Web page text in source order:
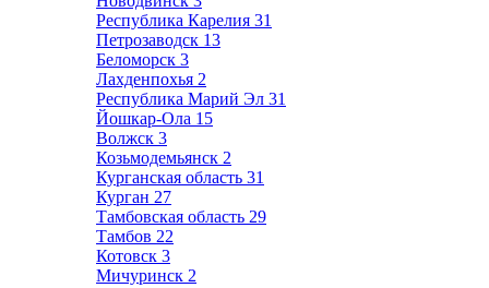
Республика Карелия 31
Петрозаводск 13
Беломорск 3
Лахденпохья 2
Республика Марий Эл 31
Йошкар-Ола 15
Волжск 3
Козьмодемьянск 2
Курганская область 31
Курган 27
Тамбовская область 29
Тамбов 22
Котовск 3
Мичуринск 2